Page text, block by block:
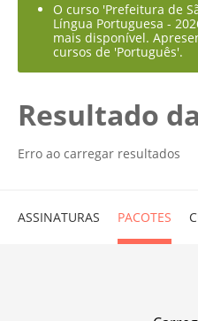
O curso 'Prefeitura de
Língua Portuguesa -
mais disponível.
cursos de 'Português'.
Resultado
Erro ao carregar resultados
ASSINATURAS PACOTES